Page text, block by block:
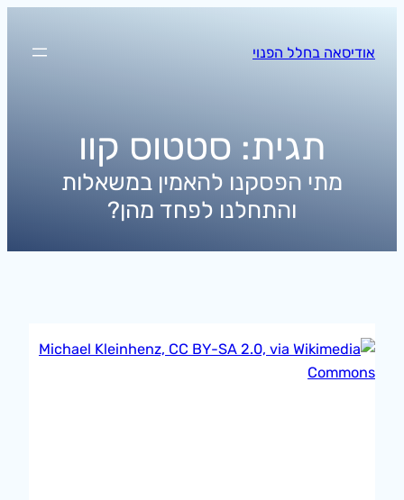
אודיסאה בחלל הפנוי
תגית: סטטוס קוו
מתי הפסקנו להאמין במשאלות
והתחלנו לפחד מהן?